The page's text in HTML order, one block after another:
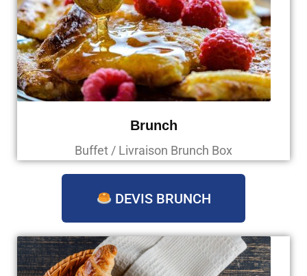
Brunch
Buffet / Livraison Brunch Box
DEVIS BRUNCH